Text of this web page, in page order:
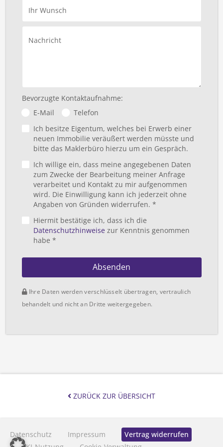
Datenschutz Impressum
Vertrag widerrufen
Ihr Wunsch
Nachricht
Bevorzugte Kontaktaufnahme:
E-Mail
Telefon
Ich besitze Eigentum, welches bei Erwerb einer
neuen Immobilie veräußert werden müsste und
bitte das Maklerbüro hierzu um ein Gespräch.
Ich willige ein, dass meine angegebenen Daten
zum Zwecke der Bearbeitung meiner Anfrage
verarbeitet und Kontakt zu mir aufgenommen
wird. Die Einwilligung kann ich jederzeit ohne
Angaben von Gründen widerrufen. *
Hiermit bestätige ich, dass ich die
Datenschutzhinweisezur Kenntnis genommen
habe *
Absenden
Ihre Daten werden verschlüsselt übertragen, vertraulich
behandelt und nicht an Dritte weitergegeben.
ZURÜCK ZUR ÜBERSICHT